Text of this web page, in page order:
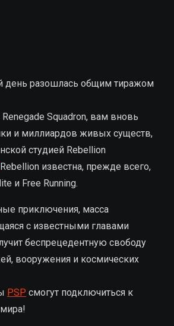
день разошлась общим тиражом
Squadron, вам вновь
и миллиардов живых существ,
студией Rebellion
Rebellion известна, прежде всего,
и Free Running.
приключения, масса
с известными главами
беспрецедентную свободу
вооружения и космических
PSP смогут подключиться к